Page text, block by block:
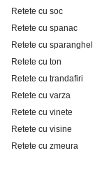
Retete cu soc
Retete cu spanac
Retete cu sparanghel
Retete cu ton
Retete cu trandafiri
Retete cu varza
Retete cu vinete
Retete cu visine
Retete cu zmeura